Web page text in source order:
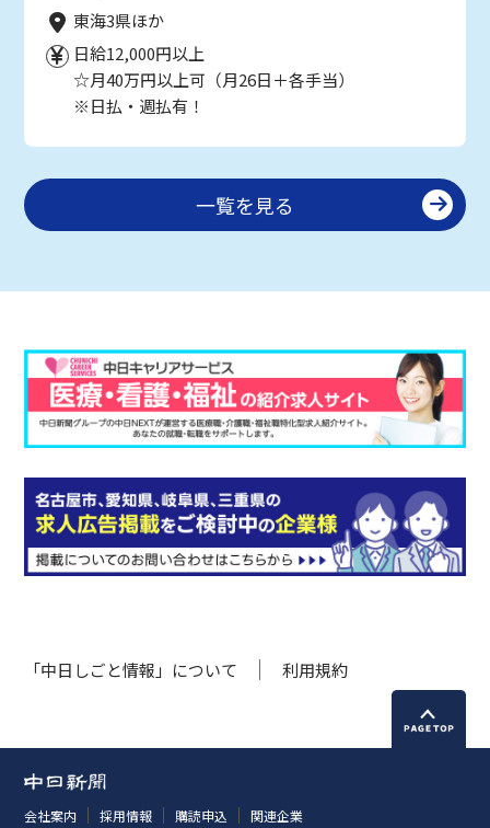
東海3県ほか
日給12,000円以上
☆月40万円以上可（月26日＋各手当）
※日払・週払有！
一覧を見る
「中日しごと情報」について 利用規約
会社案内 採用情報 購読申込 関連企業